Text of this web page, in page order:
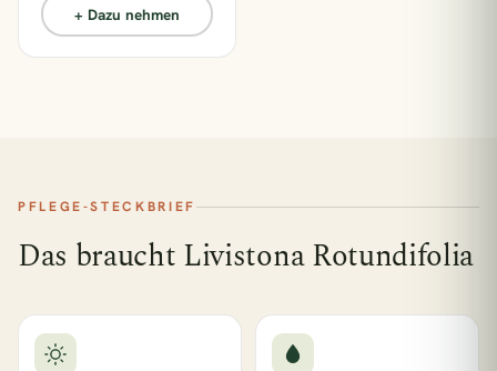
+ Dazu nehmen
PFLEGE-STECKBRIEF
Das braucht Livistona Rotundifolia
1 Pflanze = 1 m² Regenwald